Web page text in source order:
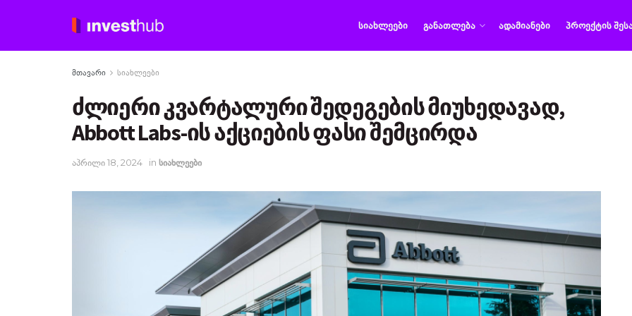
ᲡᲘᲐᲮᲚᲔᲔᲑᲘ ᲒᲐᲜᲐᲗᲚᲔᲑᲐ ᲐᲓᲐᲛᲘᲐᲜᲔᲑᲘ ᲞᲠᲝᲔᲥᲢᲘᲡ
მთავარი სიახლეები
ძლიერი კვარტალური შედეგების მიუხედავად,
Abbott Labs-ის აქციების ფასი შემცირდა
აპრილი 18, 2024 in სიახლეები